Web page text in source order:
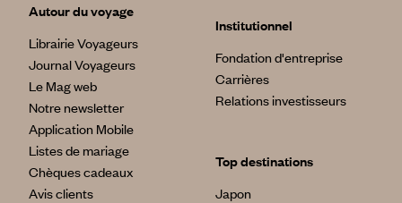
Autour du voyage
Librairie Voyageurs
Journal Voyageurs
Le Mag web
Notre newsletter
Application Mobile
Listes de mariage
Chèques cadeaux
Avis clients
Institutionnel
Fondation d'entreprise
Carrières
Relations investisseurs
Top destinations
Japon